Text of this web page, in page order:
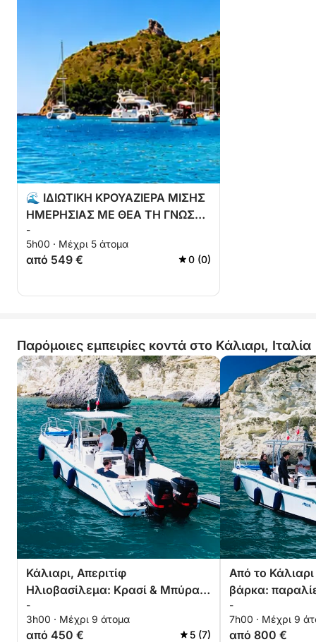
💎 Ιδιωτική και αποκλειστική εμπειρία
⚓ Περιορισμένη διαθεσιμότητα κάθε μέρα
Ειδική τιμή 399€ ανά σκάφος
⚠️ Μόνο 3 εκδρομές την ημέρα
🌊 ΙΔΙΩΤΙΚΗ ΚΡΟΥΑΖΙΕΡΑ ΜΙΣΗΣ
ΗΜΕΡΗΣΙΑΣ ΜΕ ΘΕΑ ΤΗ ΓΝΩΣΤΗ
ΘΕΑ
-
5h00 · Μέχρι 5 άτομα
από 549 € 0 (0)
Παρόμοιες εμπειρίες κοντά στο Κάλιαρι, Ιταλία
Κάλιαρι, Απεριτίφ
Ηλιοβασίλεμα: Κρασί & Μπύρα
στο Λυκόφως
-
3h00 · Μέχρι 9 άτομα
από 450 € 5 (7)
Από το
βάρκα:
θαλάσσια
-
7h00 · Μέχρι 9
από 800 €